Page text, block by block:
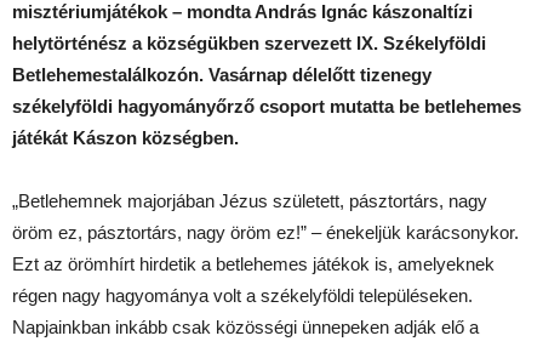
misztériumjátékok – mondta András Ignác kászonaltízi
helytörténész a községükben szervezett IX. Székelyföldi
Betlehemestalálkozón. Vasárnap délelőtt tizenegy
székelyföldi hagyományőrző csoport mutatta be betlehemes
játékát Kászon községben.
„Betlehemnek majorjában Jézus született, pásztortárs, nagy
öröm ez, pásztortárs, nagy öröm ez!” – énekeljük karácsonykor.
Ezt az örömhírt hirdetik a betlehemes játékok is, amelyeknek
régen nagy hagyománya volt a székelyföldi településeken.
Napjainkban inkább csak közösségi ünnepeken adják elő a